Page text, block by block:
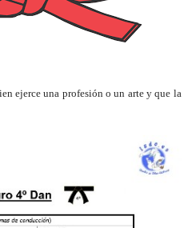
ejerce una profesión o un arte y que la